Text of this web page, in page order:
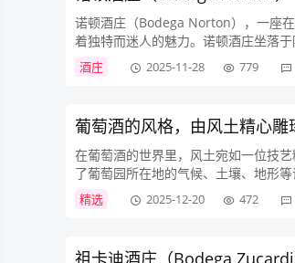
诺顿酒庄（Bodega Norton），一座
着独特而迷人的魅力。诺顿酒庄坐落
温差，为葡萄的生长提供了理想的环境
酒庄 2025-11-28 779
葡萄酒的风格，由风土精心雕
在葡萄酒的世界里，风土宛如一位技
了葡萄园所在地的气候、土壤、地形
要组成部分，对葡萄酒的风格起着决
精选 2025-12-20 472
祖卡迪酒庄（Bodega Zucardi